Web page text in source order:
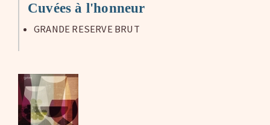
Cuvées à l'honneur
GRANDE RESERVE BRUT